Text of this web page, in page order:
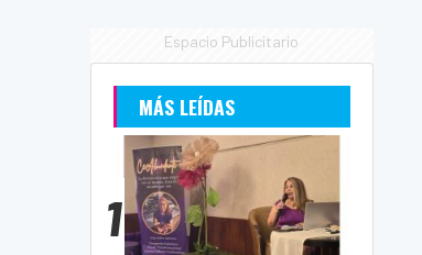
Espacio Publicitario
MÁS LEÍDAS
1